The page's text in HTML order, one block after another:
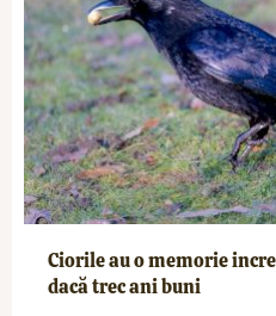
Ciorile au o memorie
dacă trec ani buni